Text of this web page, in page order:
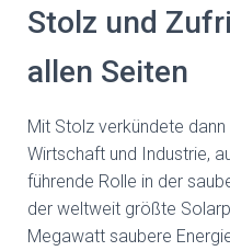
Stolz und
allen Seiten
Mit Stolz verkündete
Wirtschaft und Industrie,
führende Rolle in der
der weltweit größte
Megawatt saubere